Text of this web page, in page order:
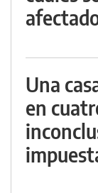
Una
en